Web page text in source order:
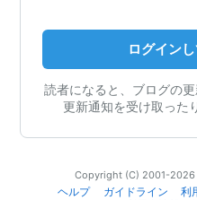
ログイン
読者になると、ブログの
更新通知を受け取った
Copyright (C) 2001-2026
ヘルプ
ガイドライン 利